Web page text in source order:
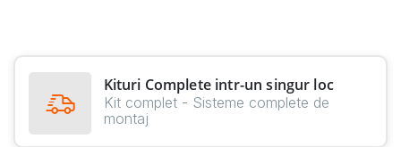
Kituri Complete intr-un singur loc
Kit complet - Sisteme complete de
montaj